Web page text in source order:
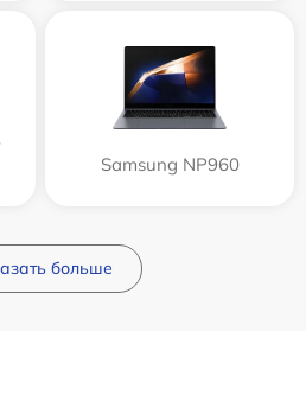
Samsung NP960
больше